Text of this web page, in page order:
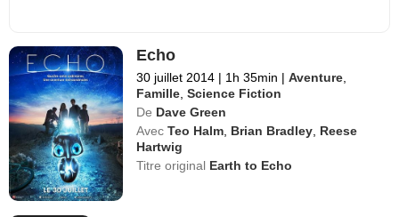
Echo
30 juillet 2014 | 1h 35min | Aventure
Famille ,Science Fiction
De Dave Green
Avec Teo Halm Brian Bradley Reese
Hartwig
Titre original Earth to Echo